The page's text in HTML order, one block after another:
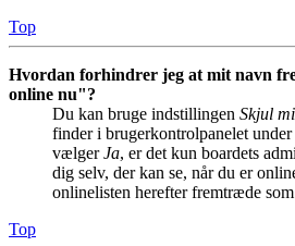
Top
Hvordan forhindrer jeg at mit navn
online nu"?
Du kan bruge indstillingen Skjul
finder i brugerkontrolpanelet
vælgerJa, er det kun boardets
dig selv, der kan se, når du er
onlinelisten herefter fremtræde
Top